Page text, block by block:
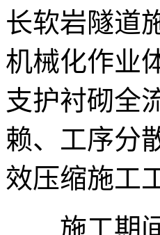
长软岩隧道
机械化作业
支护衬砌全
赖、工序分
效压缩施工
施工期间